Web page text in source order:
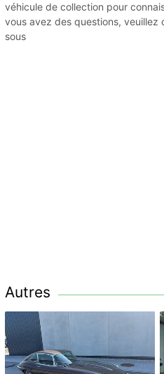
véhicule de collection pour
vous avez des questions,
sous
Autres